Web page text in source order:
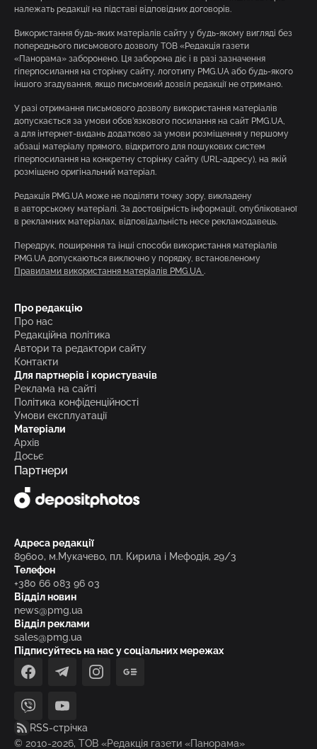
належать редакції на підставі відповідних договорів.
Використання будь-яких матеріалів сайту у будь-якому вигляді без
попереднього письмового дозволу ТОВ «Редакція газети
«Панорама» заборонено. Ця заборона діє і в разі зазначення
гіперпосилання на сторінку сайту, логотипу PMG.UA або будь-якого
іншого згадування, якщо письмовий дозвіл редакції не отримано.
У разі отримання письмового дозволу використання матеріалів
допускається за умови обов’язкового посилання на сайт PMG.UA,
а для інтернет-видань додатково за умови розміщення у першому
абзаці матеріалу прямого, відкритого для пошукових систем
гіперпосилання на конкретну сторінку сайту (URL-адресу), на якій
розміщено оригінальний матеріал.
Редакція PMG.UA може не поділяти точку зору, викладену
в авторському матеріалі. За достовірність інформації, опублікованої
в рекламних матеріалах, відповідальність несе рекламодавець.
Передрук, поширення та інші способи використання матеріалів
PMG.UA допускаються виключно у порядку, встановленому
Правилами використання матеріалів PMG.UA .
Про редакцію
Про нас
Редакційна політика
Автори та редактори сайту
Контакти
Для партнерів і користувачів
Реклама на сайті
Політика конфіденційності
Умови експлуатації
Матеріали
Архів
Досьє
Партнери
Адреса редакції
89600, м.Мукачево, пл. Кирила і Мефодія, 29/3
Телефон
+380 66 083 96 03
Відділ новин
news@pmg.ua
Відділ реклами
sales@pmg.ua
Підписуйтесь на нас у соціальних мережах
facebooktelegraminstagramgoogle_news
viber
youtube
RSS-стрічка
© 2010-2026, ТОВ «Редакція газети «Панорама»